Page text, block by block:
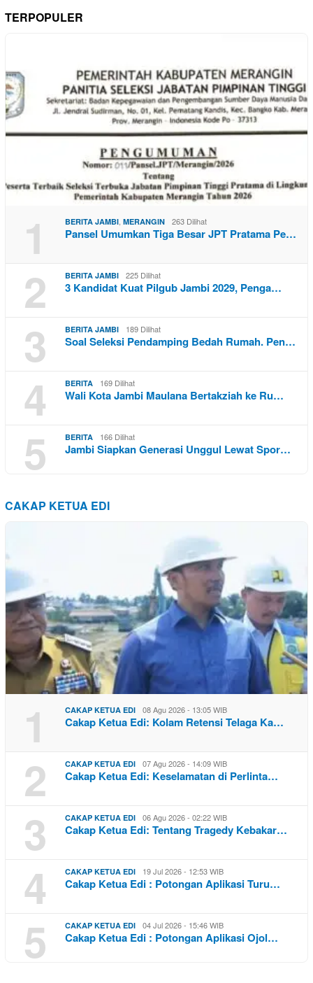
TERPOPULER
1 BERITA JAMBI MERANGIN 263 Dilihat
Pansel Umumkan Tiga Besar JPT Pratama Pe…
2 BERITA JAMBI 225 Dilihat
3 Kandidat Kuat Pilgub Jambi 2029, Penga…
3 BERITA JAMBI 189 Dilihat
Soal Seleksi Pendamping Bedah Rumah. Pen…
4 BERITA 169 Dilihat
Wali Kota Jambi Maulana Bertakziah ke Ru…
5 BERITA 166 Dilihat
Jambi Siapkan Generasi Unggul Lewat Spor…
CAKAP KETUA EDI
1 CAKAP KETUA EDI 08 Agu 2026 - 13:05 WIB
Cakap Ketua Edi: Kolam Retensi Telaga Ka…
2 CAKAP KETUA EDI 07 Agu 2026 - 14:09 WIB
Cakap Ketua Edi: Keselamatan di Perlinta…
3 CAKAP KETUA EDI 06 Agu 2026 - 02:22 WIB
Cakap Ketua Edi: Tentang Tragedy Kebakar…
4 CAKAP KETUA EDI 19 Jul 2026 - 12:53 WIB
Cakap Ketua Edi : Potongan Aplikasi Turu…
5 CAKAP KETUA EDI 04 Jul 2026 - 15:46 WIB
Cakap Ketua Edi : Potongan Aplikasi Ojol…